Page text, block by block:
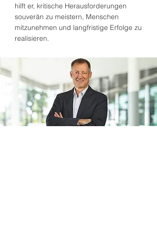
hilft er, kritische Herausforderungen
souverän zu meistern, Menschen
mitzunehmen und langfristige Erfolge zu
realisieren.